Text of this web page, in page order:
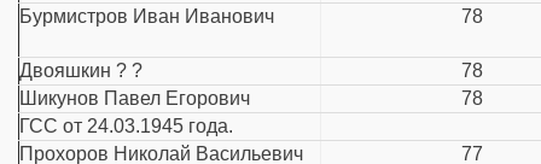
Бурмистров Иван Иванович
78
Двояшкин ? ?
78
Шикунов Павел Егорович
78
ГСС от 24.03.1945 года.
Прохоров Николай Васильевич
77